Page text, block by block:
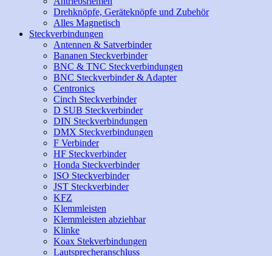
Drehknöpfe, Geräteknöpfe und Zubehör
Alles Magnetisch
Steckverbindungen
Antennen & Satverbinder
Bananen Steckverbinder
BNC & TNC Steckverbindungen
BNC Steckverbinder & Adapter
Centronics
Cinch Steckverbinder
D SUB Steckverbinder
DIN Steckverbindungen
DMX Steckverbindungen
F Verbinder
HF Steckverbinder
Honda Steckverbinder
ISO Steckverbinder
JST Steckverbinder
KFZ
Klemmleisten
Klemmleisten abziehbar
Klinke
Koax Stekverbindungen
Lautsprecheranschluss